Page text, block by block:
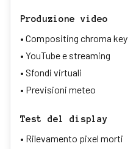
Produzione video
• Compositing chroma key
• YouTube e streaming
• Sfondi virtuali
• Previsioni meteo
Test del display
• Rilevamento pixel morti